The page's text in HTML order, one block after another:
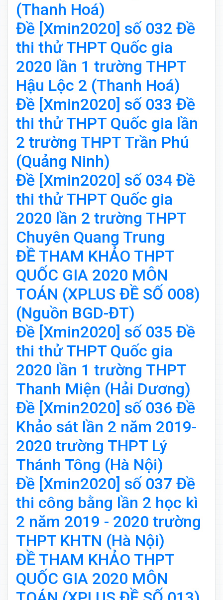
(Thanh Hoá)
Đề [Xmin2020] số 032 Đề
thi thử THPT Quốc gia
2020 lần 1 trường THPT
Hậu Lộc 2 (Thanh Hoá)
Đề [Xmin2020] số 033 Đề
thi thử THPT Quốc gia lần
2 trường THPT Trần Phú
(Quảng Ninh)
Đề [Xmin2020] số 034 Đề
thi thử THPT Quốc gia
2020 lần 2 trường THPT
Chuyên Quang Trung
ĐỀ THAM KHẢO THPT
QUỐC GIA 2020 MÔN
TOÁN (XPLUS ĐỀ SỐ 008)
(Nguồn BGD-ĐT)
Đề [Xmin2020] số 035 Đề
thi thử THPT Quốc gia
2020 lần 1 trường THPT
Thanh Miện (Hải Dương)
Đề [Xmin2020] số 036 Đề
Khảo sát lần 2 năm 2019-
2020 trường THPT Lý
Thánh Tông (Hà Nội)
Đề [Xmin2020] số 037 Đề
thi công bằng lần 2 học kì
2 năm 2019 - 2020 trường
THPT KHTN (Hà Nội)
ĐỀ THAM KHẢO THPT
QUỐC GIA 2020 MÔN